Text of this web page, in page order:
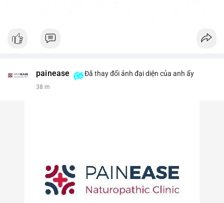
painease Đã thay đổi ảnh đại diện của anh ấy
38 m